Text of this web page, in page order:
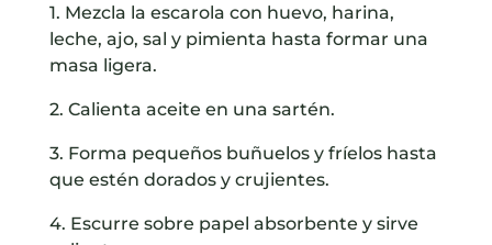
1. Mezcla la escarola con huevo, harina,
leche, ajo, sal y pimienta hasta formar una
masa ligera.
2. Calienta aceite en una sartén.
3. Forma pequeños buñuelos y fríelos hasta
que estén dorados y crujientes.
4. Escurre sobre papel absorbente y sirve